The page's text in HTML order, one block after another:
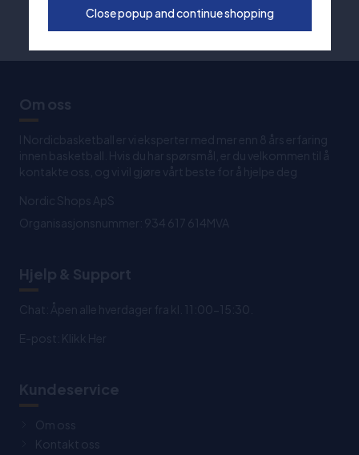
Om oss
I Nordicbasketball er vi eksperter med mer enn 8 års erfaring
innen basketball. Hvis du har spørsmål, er du velkommen til å
kontakte oss, og vi vil gjøre vårt beste for å hjelpe deg
Nordic Shops ApS
Organisasjonsnummer: 934 617 614MVA
Hjelp & Support
Chat: Åpen alle hverdager fra kl. 11:00-15:30.
E-post: Klikk Her
Kundeservice
Om oss
Kontakt oss
Close popup and continue shopping